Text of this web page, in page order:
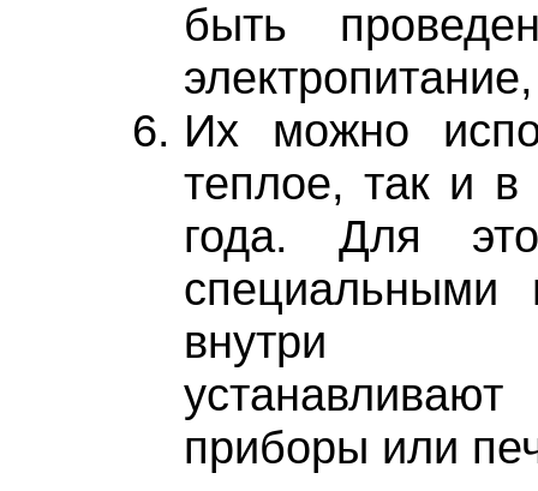
быть
Их можно
теплое, так и
года. Для
специальными
внутри
приборы или